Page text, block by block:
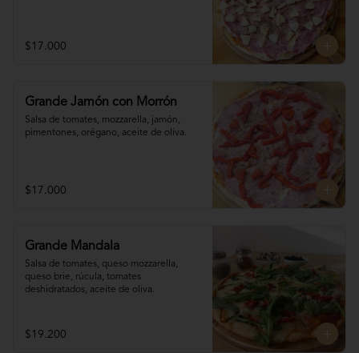
$17.000
Grande Jamón con Morrón
Salsa de tomates, mozzarella, jamón,
pimentones, orégano, aceite de oliva.
$17.000
Grande Mandala
Salsa de tomates, queso mozzarella,
queso brie, rúcula, tomates
deshidratados, aceite de oliva.
$19.200